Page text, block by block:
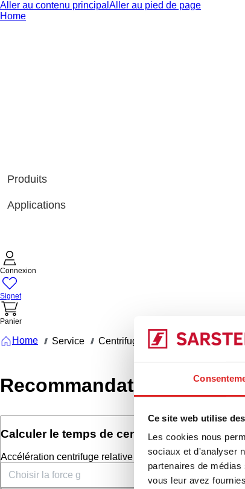
Ce site web utilise
Les cookies nous
sociaux et d'analyser
partenaires de
vous leur avez
Aller au contenu principal Aller au pied de page
Home
Produits
Applications
Connexion
Signet
Panier
Home /// Service /// Centrifugation
Recommandations de
Calculer le temps de centrifugation
Accélération centrifuge relative RZB (g-force)
or
Temps